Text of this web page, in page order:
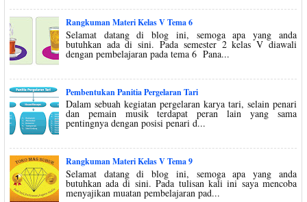
Rangkuman Materi Kelas V Tema 6
Selamat datang di blog ini, semoga apa yang anda
butuhkan ada di sini. Pada semester 2 kelas V diawali
dengan pembelajaran pada tema 6 Pana...
Pembentukan Panitia Pergelaran Tari
Dalam sebuah kegiatan pergelaran karya tari, selain penari
dan pemain musik terdapat peran lain yang sama
pentingnya dengan posisi penari d...
Rangkuman Materi Kelas V Tema 9
Selamat datang di blog ini, semoga apa yang anda
butuhkan ada di sini. Pada tulisan kali ini saya mencoba
menyajikan muatan pembelajaran pad...